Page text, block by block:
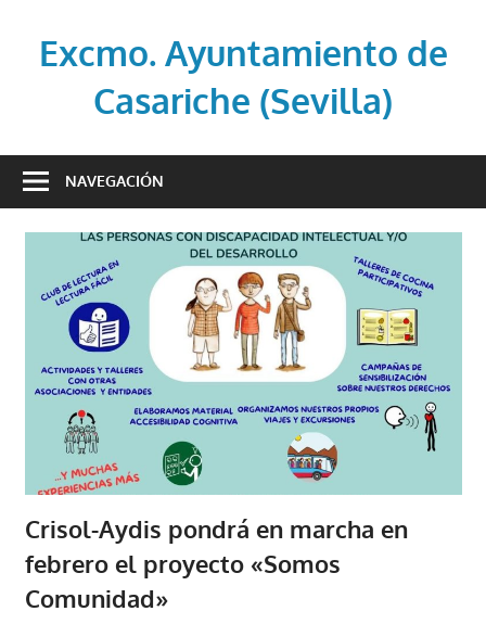
contenidoExcmo. Ayuntamiento de
Casariche (Sevilla)
oficial
Ayuntamiento
Casariche
(Sevilla)
NAVEGACIÓN
Crisol-Aydis pondrá en marcha en
febrero el proyecto «Somos
Comunidad»